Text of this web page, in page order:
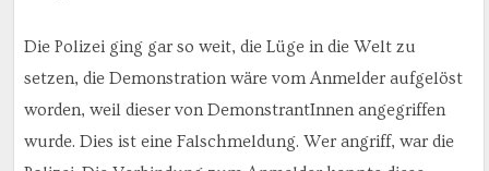
Die Polizei ging gar so weit, die Lüge in die Welt zu
setzen, die Demonstration wäre vom Anmelder aufgelöst
worden, weil dieser von DemonstrantInnen angegriffen
wurde. Dies ist eine Falschmeldung. Wer angriff, war die